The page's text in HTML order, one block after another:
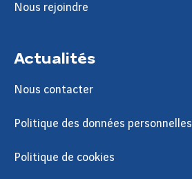
Nous rejoindre
Actualités
Nous contacter
Politique des données personnelles
Politique de cookies